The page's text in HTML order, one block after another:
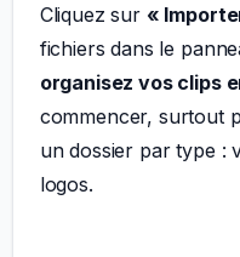
Cliquez sur «
fichiers dans le
organisez vos clips
commencer, surtout
un dossier par type :
logos.